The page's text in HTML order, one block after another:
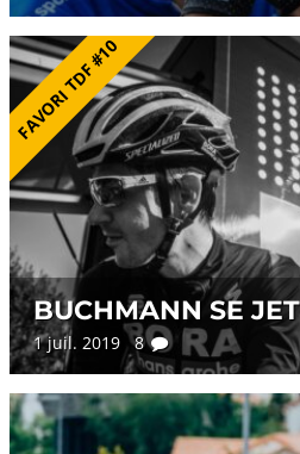
FAVORI TDF #10
BUCHMANN SE
1 juil. 2019 8